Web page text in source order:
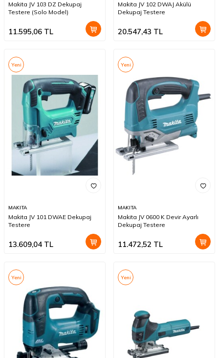
Makita JV 103 DZ Dekupaj
Testere (Solo Model)
11.595,06 TL
Makita JV 102 DWAJ Akülü
Dekupaj Testere
20.547,43 TL
Yeni
MAKITA
Makita JV 101 DWAE Dekupaj
Testere
13.609,04 TL
Yeni
MAKITA
Makita JV 0600 K Devir Ayarlı
Dekupaj Testere
11.472,52 TL
Yeni Yeni